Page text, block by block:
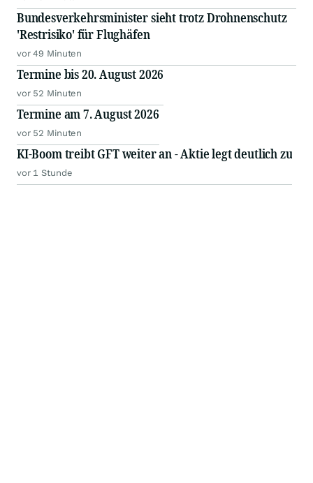
Bundesverkehrsminister sieht trotz Drohnenschutz
'Restrisiko' für Flughäfen
vor 49 Minuten
Termine bis 20. August 2026
vor 52 Minuten
Termine am 7. August 2026
vor 52 Minuten
KI-Boom treibt GFT weiter an - Aktie legt deutlich zu
vor 1 Stunde